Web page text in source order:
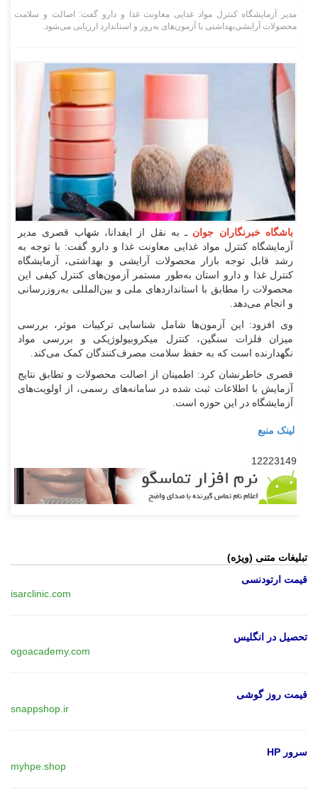
مدیر آزمایشگاه کنترل مواد غذایی معاونت غذا و دارو گفت: اصالت و سلامت
محصولات آرایشی‌بهداشتی با آزمون‌های به‌روز و استاندارد ارزیابی می‌شود.
باشگاه خبرنگاران جوان ـ به نقل از ایفدانا، شهاب قصری مدیر
آزمایشگاه کنترل مواد غذایی معاونت غذا و دارو گفت: با توجه به
رشد قابل توجه بازار محصولات آرایشی و بهداشتی، آزمایشگاه
کنترل غذا و دارو استان به‌طور مستمر آزمون‌های کنترل کیفی این
محصولات را مطابق با استاندارد‌های ملی و بین‌المللی به‌روزرسانی
و انجام می‌دهد.
وی افزود: این آزمون‌ها شامل شناسایی ترکیبات موثر، بررسی
میزان فلزات سنگین، کنترل میکروبیولوژیکی و بررسی مواد
نگهدارنده است که به حفظ سلامت مصرف‌کنندگان کمک می‌کند.
قصری خاطرنشان کرد: اطمینان از اصالت محصولات و تطابق نتایج
آزمایش با اطلاعات ثبت شده در سامانه‌های رسمی، از اولویت‌های
آزمایشگاه در این حوزه است.
لینک منبع
12223149
تبلیغات متنی (ویژه)
قیمت ارتودنسی
isarclinic.com
تحصیل در انگلیس
ogoacademy.com
قیمت روز گوشی
snappshop.ir
سرور HP
myhpe.shop